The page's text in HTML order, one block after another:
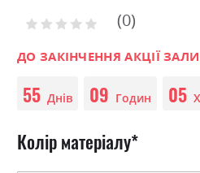
the
of
images
gallery
Рейтинг: 0
ДО ЗАКІНЧЕННЯ АКЦІЇ
55 Днів 09 Годин 05
Колір матеріалу